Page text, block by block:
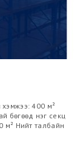
400 м²
бөгөөд нэг секц
м² Нийт талбайн